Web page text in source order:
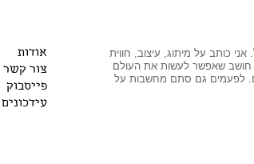
כותב על מיתוג, עיצוב, חווית
חושב שאפשר לעשות את העולם
לפעמים גם סתם מחשבות על
אודות
צור קשר
פייסבוק